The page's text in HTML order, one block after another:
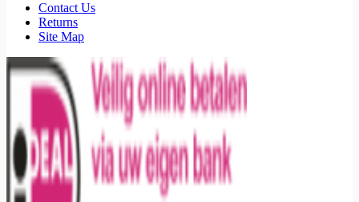
Contact Us
Returns
Site Map